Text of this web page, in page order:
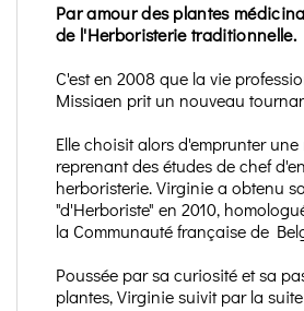
Par amour des plantes
de l'Herboristerie traditionnelle.
C'est en 2008 que la vie
Missiaen prit un nouveau
Elle choisit alors d'emprunter
reprenant des études de chef
herboristerie. Virginie a obtenu
"d'Herboriste" en 2010,
la Communauté française de
Poussée par sa curiosité et sa
plantes, Virginie suivit par la